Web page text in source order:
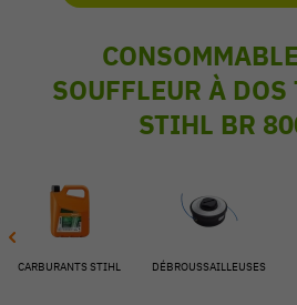
SOUFFLEUR À
STIHL BR
CARBURANTS STIHL DÉBROUSSAILLEUSES